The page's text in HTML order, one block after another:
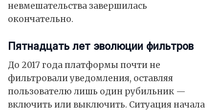
невмешательства завершилась
окончательно.
Пятнадцать лет эволюции фильтров
До 2017 года платформы почти не
фильтровали уведомления, оставляя
пользователю лишь один рубильник —
включить или выключить. Ситуация начала